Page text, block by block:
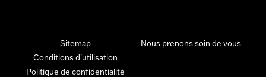
Sitemap
Conditions d'utilisation
Politique de confidentialité
Nous prenons soin de vous